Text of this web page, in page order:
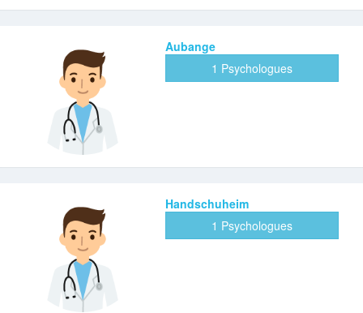
Aubange
1 Psychologues
Handschuheim
1 Psychologues